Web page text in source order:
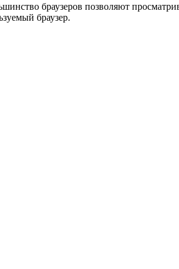
браузеров позволяют
браузер.